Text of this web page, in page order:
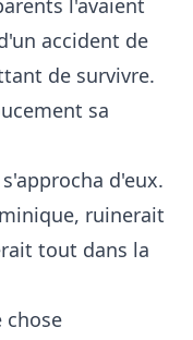
l'avaient
accident de
de survivre.
sa
d'eux.
ruinerait
tout dans la
chose